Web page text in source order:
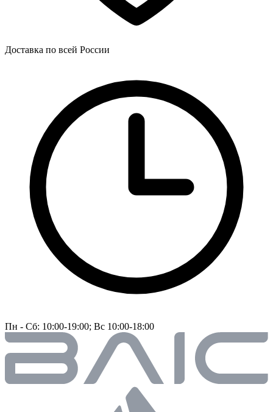
Доставка по всей России
Пн - Сб: 10:00-19:00; Вс 10:00-18:00